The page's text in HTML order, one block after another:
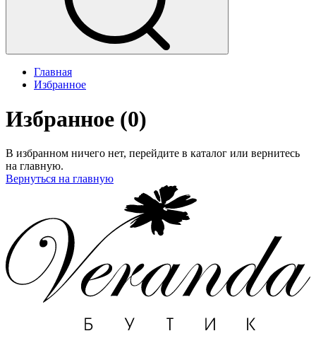
Главная
Избранное
Избранное (0)
В избранном ничего нет, перейдите в каталог или вернитесь
на главную.
Вернуться на главную